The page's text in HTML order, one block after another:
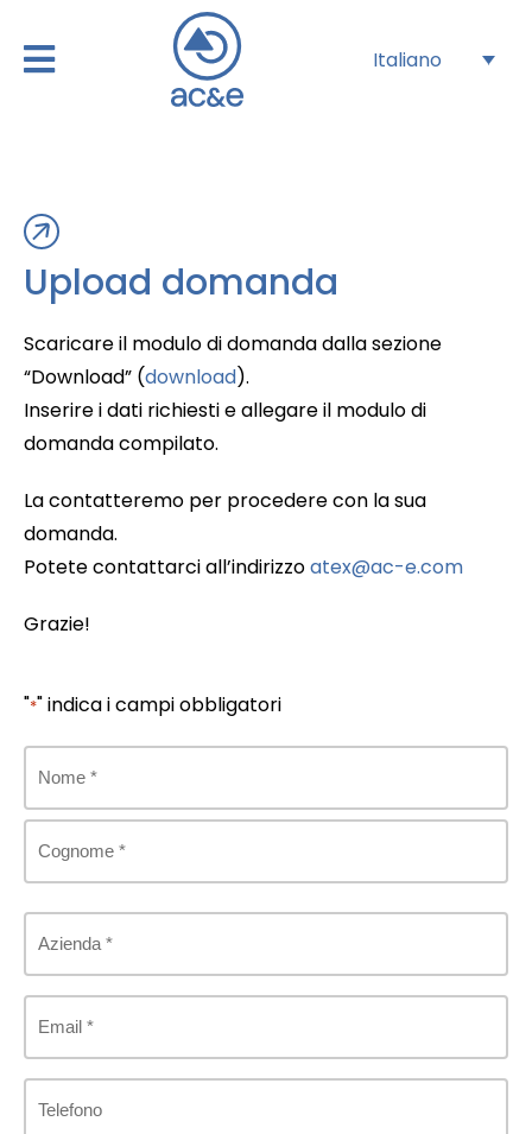
Italiano
Upload domanda
Scaricare il modulo di domanda dalla sezione
“Download” (download).
Inserire i dati richiesti e allegare il modulo di
domanda compilato.
La contatteremo per procedere con la sua
domanda.
Potete contattarci all’indirizzoatex@ac-e.com
Grazie!
"*" indica i campi obbligatori